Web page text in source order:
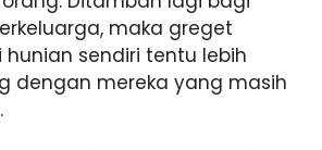
maka greget
hunian sendiri tentu lebih
dengan mereka yang masih